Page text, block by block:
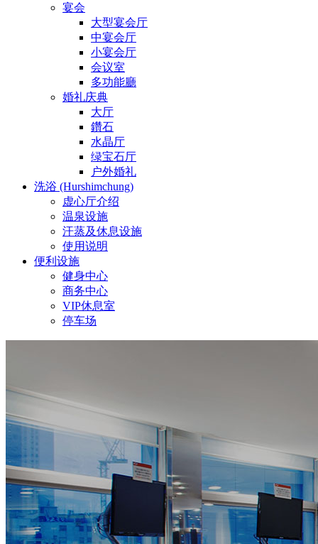
宴会
大型宴会厅
中宴会厅
小宴会厅
会议室
多功能廳
婚礼庆典
大厅
鑽石
水晶厅
绿宝石厅
户外婚礼
洗浴 (Hurshimchung)
虚心厅介绍
温泉设施
汗蒸及休息设施
使用说明
便利设施
健身中心
商务中心
VIP休息室
停车场